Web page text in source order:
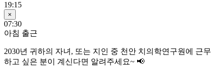
19:15
×
07:30
아침 출근
2030년 귀하의 자녀, 또는 지인 중 천안 치의학연구원에 근무
하고 싶은 분이 계신다면 알려주세요~ 📢